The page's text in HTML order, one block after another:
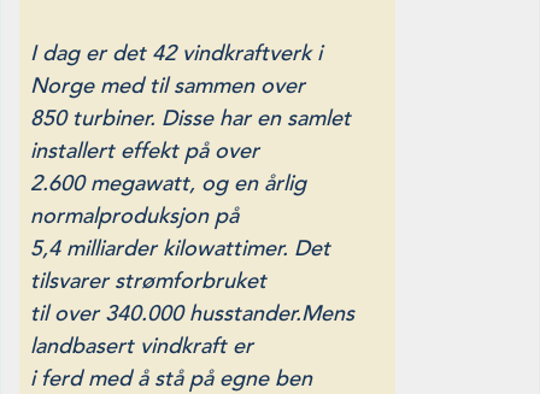
I dag er det 42 vindkraftverk i
Norge med til sammen over
850 turbiner. Disse har en samlet
installert effekt på over
2.600 megawatt, og en årlig
normalproduksjon på
5,4 milliarder kilowat­timer. Det
tilsvarer strømforbruket
til over 340.000 husstander.Mens
landbasert vindkraft er
i ferd med å stå på egne ben